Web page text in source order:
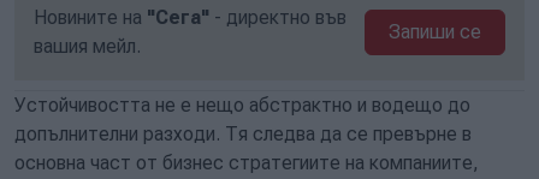
Новините на "Сега" - директно във
вашия мейл.
Запиши се
Устойчивостта не е нещо абстрактно и водещо до
допълнителни разходи. Тя следва да се превърне в
основна част от бизнес стратегиите на компаниите,